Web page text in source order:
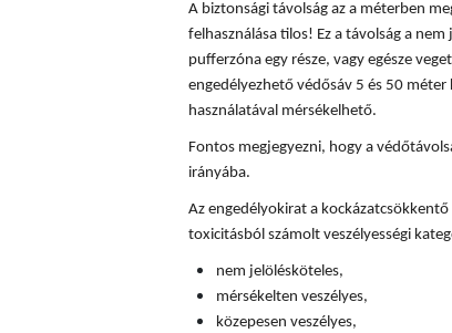
A biztonsági távolság az a méterben
felhasználása tilos! Ez a távolság a
pufferzóna egy része, vagy egésze
engedélyezhető védősáv 5 és 50
használatával mérsékelhető.
Fontos megjegyezni, hogy a
irányába.
Az engedélyokirat a
toxicitásból számolt veszélyességi
nem jelölésköteles,
mérsékelten veszélyes,
közepesen veszélyes,